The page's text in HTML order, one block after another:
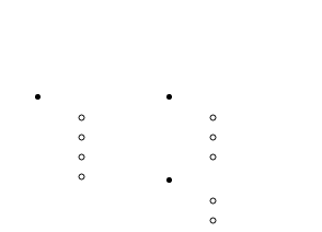
Mastodon